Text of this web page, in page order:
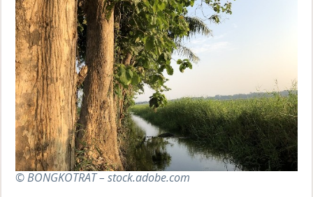
© BONGKOTRAT – stock.adobe.com